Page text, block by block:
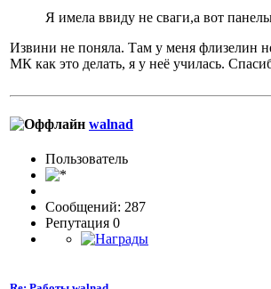
Я имела ввиду не сваги,а вот
Извини не поняла. Там у меня флизелин
МК как это делать, я у неё училась.
walnad
Пользовaтeль
Сообщений: 287
Репутация 0